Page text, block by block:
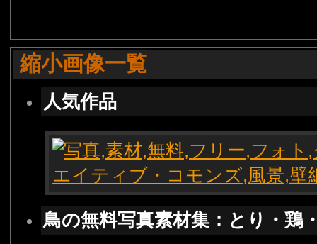
縮小画像一覧
人気作品
鳥の無料写真素材集：とり・鶏